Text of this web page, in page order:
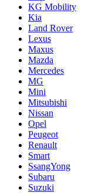
KG Mobility
Kia
Land Rover
Lexus
Maxus
Mazda
Mercedes
MG
Mini
Mitsubishi
Nissan
Opel
Peugeot
Renault
Smart
SsangYong
Subaru
Suzuki